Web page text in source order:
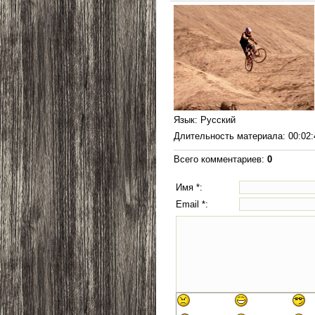
Язык: Русский
Длительность материала:
Всего комментариев: 0
Имя *:
Email *: